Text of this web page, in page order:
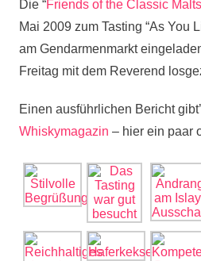
Die “Friends of the Classic Malts
Mai 2009 zum Tasting “As You
am Gendarmenmarkt
Freitag mit dem Reverend
Einen ausführlichen Bericht
Whiskymagazin – hier ein paar